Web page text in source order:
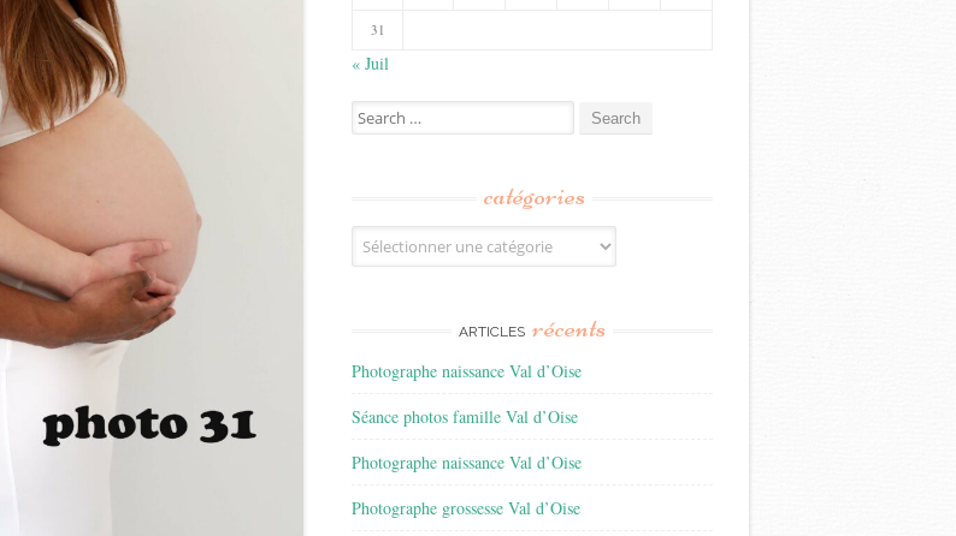
31
« Juil
Search
for:
catégories
Catégories
ARTICLES récents
Photographe naissance Val d’Oise
Séance photos famille Val d’Oise
Photographe naissance Val d’Oise
Photographe grossesse Val d’Oise